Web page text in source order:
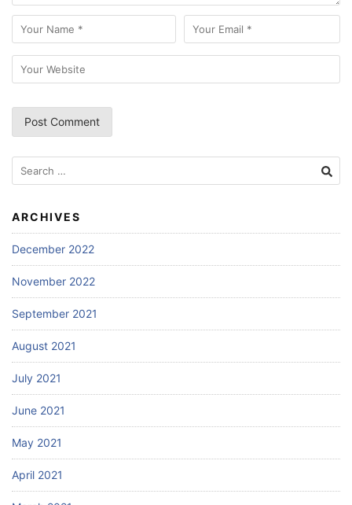
Search
for:
ARCHIVES
December 2022
November 2022
September 2021
August 2021
July 2021
June 2021
May 2021
April 2021